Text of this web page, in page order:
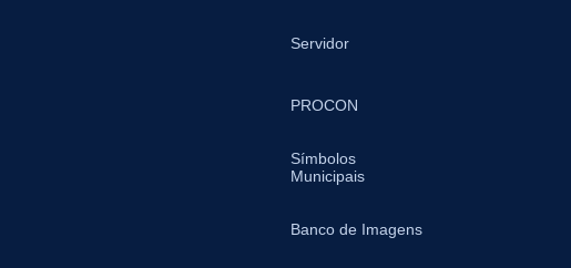
Servidor
PROCON
Símbolos
Municipais
Banco de Imagens